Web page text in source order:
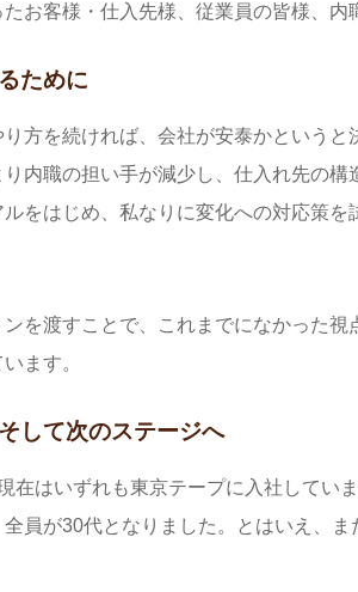
お客様・仕入先様、従業員の皆様、内
ために
方を続ければ、会社が安泰かというと
内職の担い手が減少し、仕入れ先の構
をはじめ、私なりに変化への対応策
を渡すことで、これまでになかった
ます。
して次のステージへ
在はいずれも東京テープに入社していま
員が30代となりました。とはいえ、